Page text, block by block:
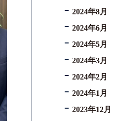
2024年8月
2024年6月
2024年5月
2024年3月
2024年2月
2024年1月
2023年12月